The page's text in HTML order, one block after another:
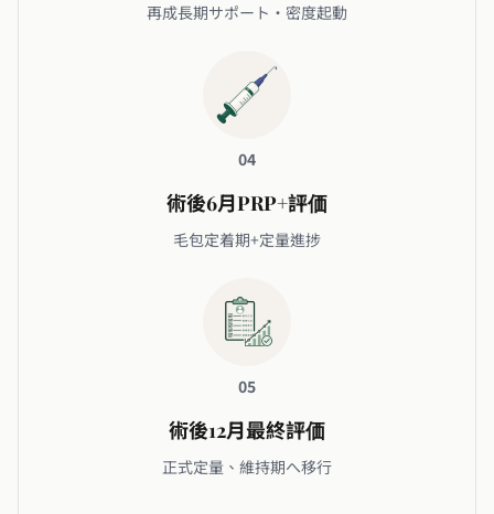
再成長期サポート・密度起動
04
術後6月PRP+評価
毛包定着期+定量進捗
05
術後12月最終評価
正式定量、維持期へ移行